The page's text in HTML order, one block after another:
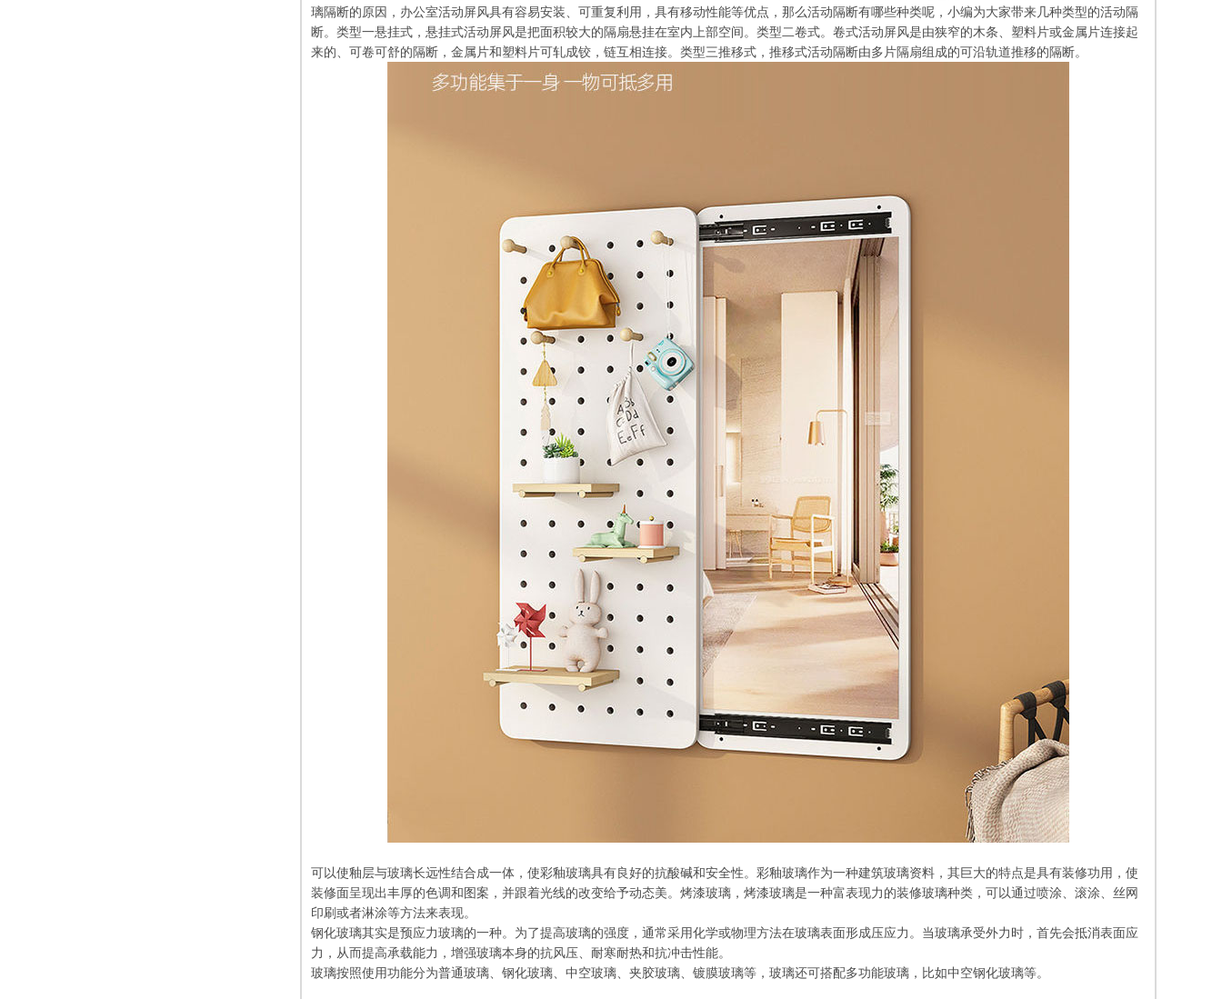
璃隔断的原因，办公室活动屏风具有容易安装、可重复利用，具有移动性能等优点，那么活动隔断有哪些种类呢，小编为大家带来几种类型的活动隔
断。类型一悬挂式，悬挂式活动屏风是把面积较大的隔扇悬挂在室内上部空间。类型二卷式。卷式活动屏风是由狭窄的木条、塑料片或金属片连接起
来的、可卷可舒的隔断，金属片和塑料片可轧成铰，链互相连接。类型三推移式，推移式活动隔断由多片隔扇组成的可沿轨道推移的隔断。
可以使釉层与玻璃长远性结合成一体，使彩釉玻璃具有良好的抗酸碱和安全性。彩釉玻璃作为一种建筑玻璃资料，其巨大的特点是具有装修功用，使
装修面呈现出丰厚的色调和图案，并跟着光线的改变给予动态美。烤漆玻璃，烤漆玻璃是一种富表现力的装修玻璃种类，可以通过喷涂、滚涂、丝网
印刷或者淋涂等方法来表现。
钢化玻璃其实是预应力玻璃的一种。为了提高玻璃的强度，通常采用化学或物理方法在玻璃表面形成压应力。当玻璃承受外力时，首先会抵消表面应
力，从而提高承载能力，增强玻璃本身的抗风压、耐寒耐热和抗冲击性能。
玻璃按照使用功能分为普通玻璃、钢化玻璃、中空玻璃、夹胶玻璃、镀膜玻璃等，玻璃还可搭配多功能玻璃，比如中空钢化玻璃等。